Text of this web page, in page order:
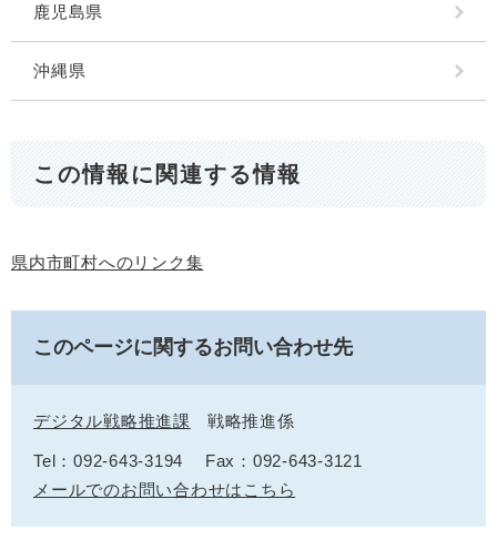
鹿児島県
沖縄県
この情報に関連する情報
県内市町村へのリンク集
このページに関するお問い合わせ先
デジタル戦略推進課 戦略推進係
Tel：092-643-3194
Fax：092-643-3121
メールでのお問い合わせはこちら